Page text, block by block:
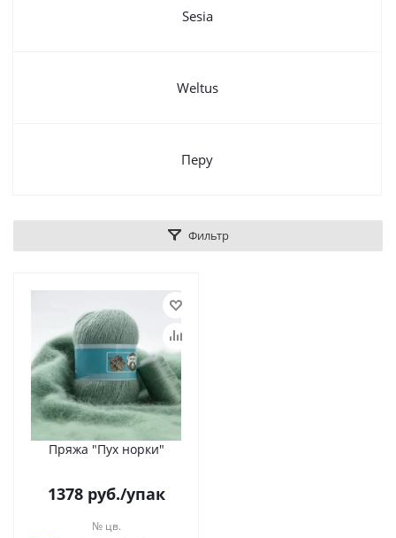
Sesia
Weltus
Перу
Фильтр
Пряжа "Пух норки"
1378руб./упак
№ цв.